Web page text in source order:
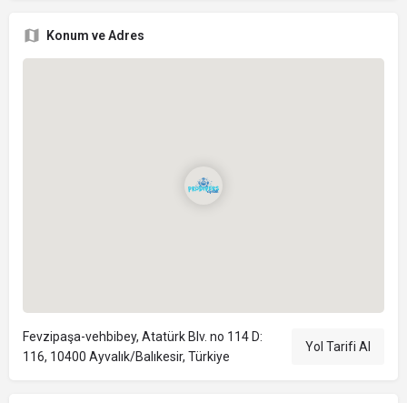
Konum ve Adres
Fevzipaşa-vehbibey, Atatürk Blv. no 114 D:
116, 10400 Ayvalık/Balıkesir, Türkiye
Yol Tarifi Al